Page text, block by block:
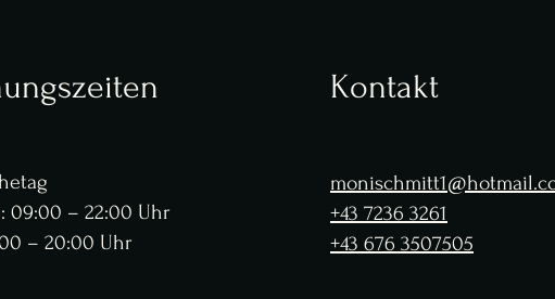
09:00 – 22:00 Uhr
– 20:00 Uhr
Kontakt
+43 7236 3261
+43 676 3507505